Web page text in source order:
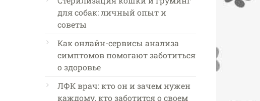
для собак: личный опыт и
советы
Как онлайн-сервисы анализа
симптомов помогают заботиться
о здоровье
ЛФК врач: кто он и зачем нужен
каждому, кто заботится о своем